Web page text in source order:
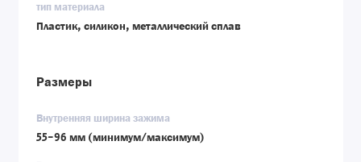
тип материала
Пластик, силикон, металлический сплав
Размеры
Внутренняя ширина зажима
55-96 мм (минимум/максимум)